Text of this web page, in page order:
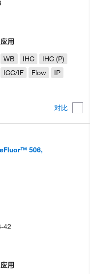
对比
应用
WB
IHC
IHC (P)
ICC/IF
Flow IP
506,
应用
42